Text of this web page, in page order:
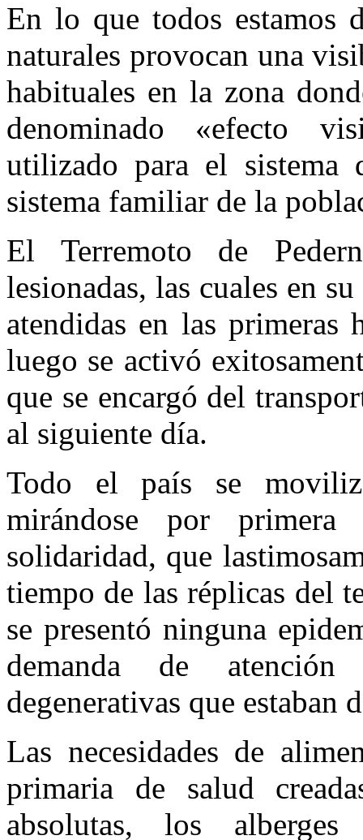
En lo que todos estamos
naturales provocan una
habituales en la zona
denominado «efecto
utilizado para el
sistema familiar de la
El Terremoto de
lesionadas, las cuales en
atendidas en las primeras
luego se activó
que se encargó del
al siguiente día.
Todo el país se
mirándose por
solidaridad, que
tiempo de las réplicas del
se presentó ninguna
demanda de atención
degenerativas que estaban
Las necesidades de
primaria de salud
absolutas, los alberges